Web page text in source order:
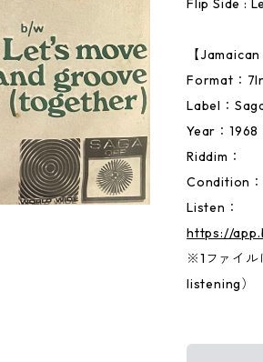
Flip Side :
【
Format：
Label：
Year：1968
Riddim：
Condition：
Listen：
https://
※1ファイ
listening）